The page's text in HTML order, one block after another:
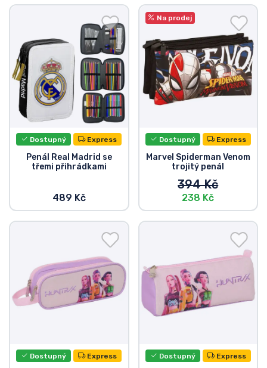
Dostupný Express
Penál Real Madrid se
třemi přihrádkami
489 Kč
Na prodej
Dostupný Express
Marvel Spiderman Venom
trojitý penál
394 Kč
238 Kč
Dostupný Express Dostupný Express